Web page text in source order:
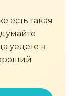
есть такая
уедете в